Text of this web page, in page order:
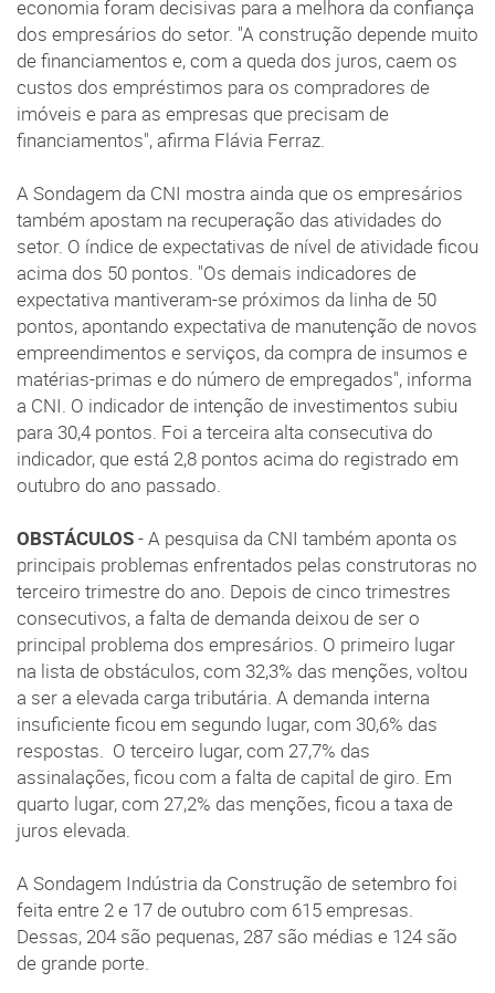
economia foram decisivas para a melhora da confiança
dos empresários do setor. "A construção depende muito
de financiamentos e, com a queda dos juros, caem os
custos dos empréstimos para os compradores de
imóveis e para as empresas que precisam de
financiamentos", afirma Flávia Ferraz.
A Sondagem da CNI mostra ainda que os empresários
também apostam na recuperação das atividades do
setor. O índice de expectativas de nível de atividade ficou
acima dos 50 pontos. "Os demais indicadores de
expectativa mantiveram-se próximos da linha de 50
pontos, apontando expectativa de manutenção de novos
empreendimentos e serviços, da compra de insumos e
matérias-primas e do número de empregados", informa
a CNI. O indicador de intenção de investimentos subiu
para 30,4 pontos. Foi a terceira alta consecutiva do
indicador, que está 2,8 pontos acima do registrado em
outubro do ano passado.
OBSTÁCULOS- A pesquisa da CNI também aponta os
principais problemas enfrentados pelas construtoras no
terceiro trimestre do ano. Depois de cinco trimestres
consecutivos, a falta de demanda deixou de ser o
principal problema dos empresários. O primeiro lugar
na lista de obstáculos, com 32,3% das menções, voltou
a ser a elevada carga tributária. A demanda interna
insuficiente ficou em segundo lugar, com 30,6% das
respostas. O terceiro lugar, com 27,7% das
assinalações, ficou com a falta de capital de giro. Em
quarto lugar, com 27,2% das menções, ficou a taxa de
juros elevada.
A Sondagem Indústria da Construção de setembro foi
feita entre 2 e 17 de outubro com 615 empresas.
Dessas, 204 são pequenas, 287 são médias e 124 são
de grande porte.